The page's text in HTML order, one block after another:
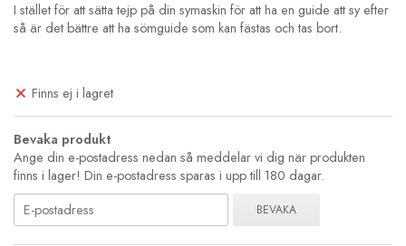
I stället för att sätta tejp på din symaskin för att ha en guide att sy efter
så är det bättre att ha sömguide som kan fästas och tas bort.
Finns ej i lagret
Bevaka produkt
Ange din e-postadress nedan så meddelar vi dig när produkten
finns i lager! Din e-postadress sparas i upp till 180 dagar.
BEVAKA